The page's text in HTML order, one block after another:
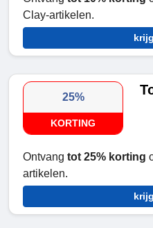
Clay-artikelen.
25%
KORTING
Ontvang tot 25% korting
artikelen.